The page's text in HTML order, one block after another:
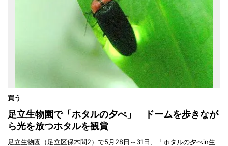
買う
足立生物園で「ホタルの夕べ」 ドームを歩きなが
ら光を放つホタルを観賞
足立生物園（足立区保木間2）で5月28日～31日、「ホタルの夕べin生